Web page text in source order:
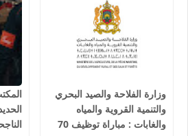
وزارة الفلاحة والصيد البحري
والتنمية القروية والمياه
والغابات : مباراة توظيف 70